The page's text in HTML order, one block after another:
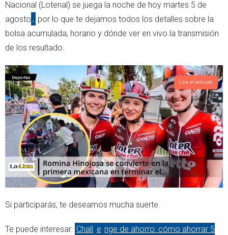
r
p
p
Nacional (Lotenal) se juega la noche de hoy martes 5 de
agosto , por lo que te dejamos todos los detalles sobre la
bolsa acumulada, horario y dónde ver en vivo la transmisión
de los resultado.
Lea el artículo
Si participarás, te deseamos mucha suerte.
Te puede interesar: Chall e nge de ahorro: cómo ahorrar 5